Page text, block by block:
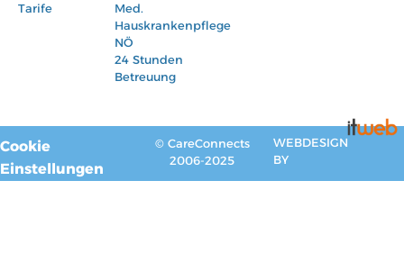
Tarife
Med.
Hauskrankenpflege
NÖ
24 Stunden
Betreuung
© CareConnects
2006-2025
Cookie
Einstellungen
WEBDESIGN
BY